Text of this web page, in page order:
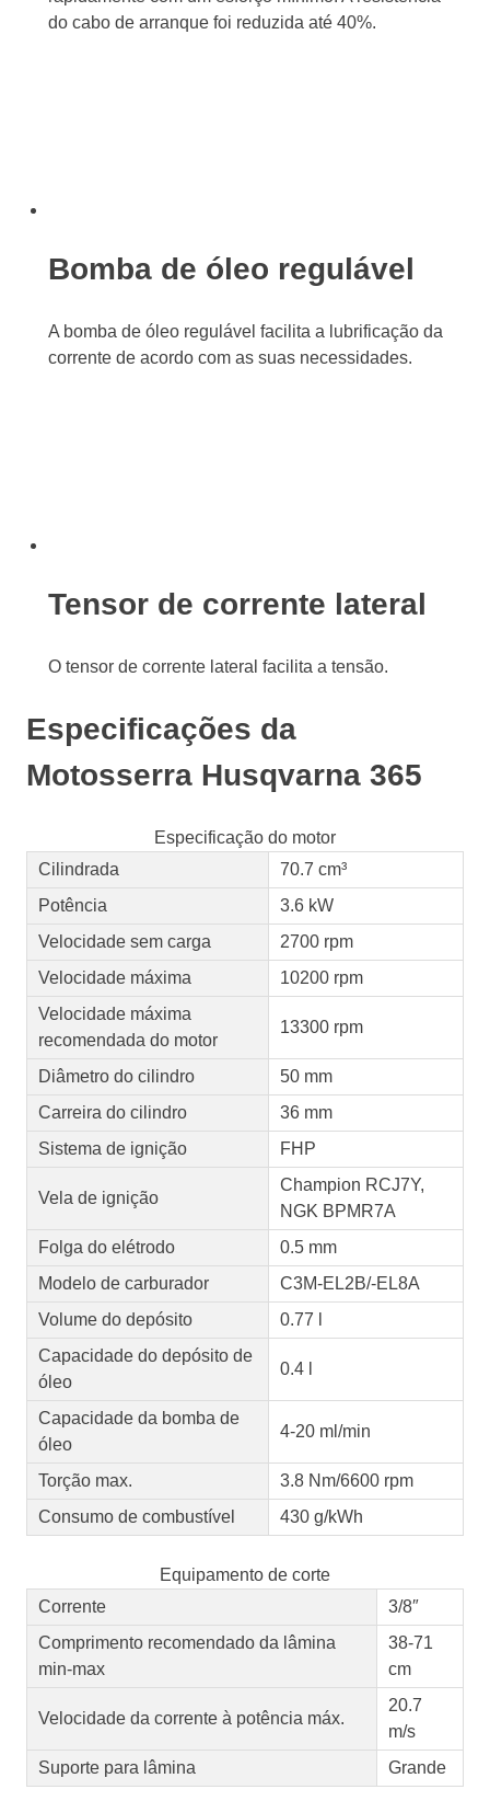
do cabo de arranque foi reduzida até 40%.
Bomba de óleo regulável
A bomba de óleo regulável facilita a lubrificação da
corrente de acordo com as suas necessidades.
Tensor de corrente lateral
O tensor de corrente lateral facilita a tensão.
Especificações da
Motosserra Husqvarna 365
Especificação do motor
Cilindrada
70.7 cm³
Potência
3.6 kW
Velocidade sem carga
2700 rpm
Velocidade máxima
10200 rpm
Velocidade máxima
recomendada do motor
13300 rpm
Diâmetro do cilindro
50 mm
Carreira do cilindro
36 mm
Sistema de ignição
FHP
Vela de ignição
Champion RCJ7Y,
NGK BPMR7A
Folga do elétrodo
0.5 mm
Modelo de carburador
C3M-EL2B/-EL8A
Volume do depósito
0.77 l
Capacidade do depósito de
óleo
0.4 l
Capacidade da bomba de
óleo
4-20 ml/min
Torção max.
3.8 Nm/6600 rpm
Consumo de combustível
430 g/kWh
Equipamento de corte
Corrente
3/8″
Comprimento recomendado da lâmina
min-max
38-71
cm
Velocidade da corrente à potência máx.
20.7
m/s
Suporte para lâmina
Grande